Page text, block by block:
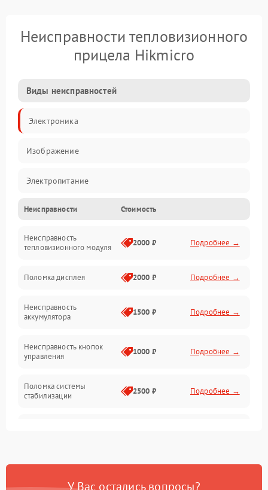
Неисправности тепловизионного
прицела Hikmicro
Виды неисправностей
Электроника
Изображение
Электропитание
Измерения
Матрица
Неисправности Стоимость
Неисправность
тепловизионного модуля
2000 ₽ Подробнее →
Поломка дисплея 2000 ₽ Подробнее →
Неисправность
аккумулятора
1500 ₽ Подробнее →
Неисправность кнопок
управления
1000 ₽ Подробнее →
Поломка системы
стабилизации
2500 ₽ Подробнее →
Неисправность системы
У Вас остались вопросы?